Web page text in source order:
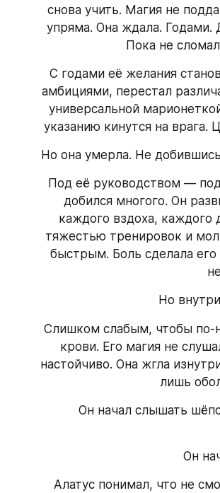
снова учить. Магия не
упряма. Она ждала. Годами.
Пока не
С годами её желания
амбициями, перестал
универсальной
указанию кинутся на врага.
Но она умерла. Не
Под её руководством —
добился многого. Он
каждого вздоха,
тяжестью тренировок и
быстрым. Боль сделала его
Но
Слишком слабым, чтобы по-
крови. Его магия не
настойчиво. Она жгла
лишь
Он начал слышать
Он
Алатус понимал, что не